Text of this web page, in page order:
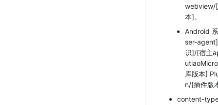
webview/
本]。
Android
ser-
识]/[宿主
库版本]
n/[插件版
content-